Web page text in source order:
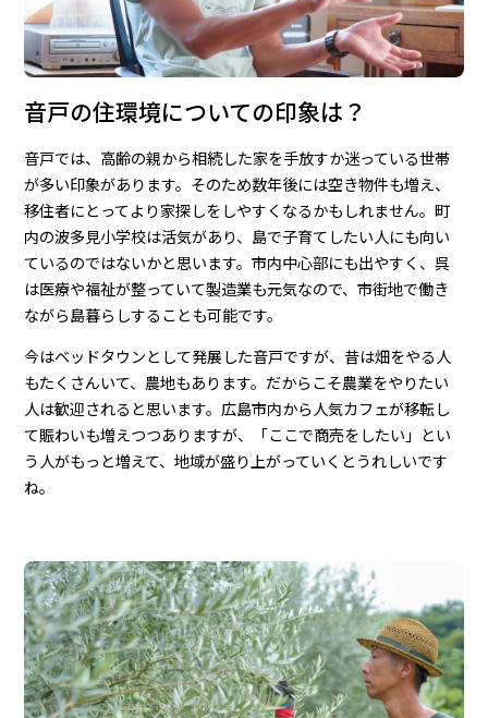
音戸の住環境についての印象は？
音戸では、高齢の親から相続した家を手放すか迷っている世帯
が多い印象があります。そのため数年後には空き物件も増え、
移住者にとってより家探しをしやすくなるかもしれません。町
内の波多見小学校は活気があり、島で子育てしたい人にも向い
ているのではないかと思います。市内中心部にも出やすく、呉
は医療や福祉が整っていて製造業も元気なので、市街地で働き
ながら島暮らしすることも可能です。
今はベッドタウンとして発展した音戸ですが、昔は畑をやる人
もたくさんいて、農地もあります。だからこそ農業をやりたい
人は歓迎されると思います。広島市内から人気カフェが移転し
て賑わいも増えつつありますが、「ここで商売をしたい」とい
う人がもっと増えて、地域が盛り上がっていくとうれしいです
ね。